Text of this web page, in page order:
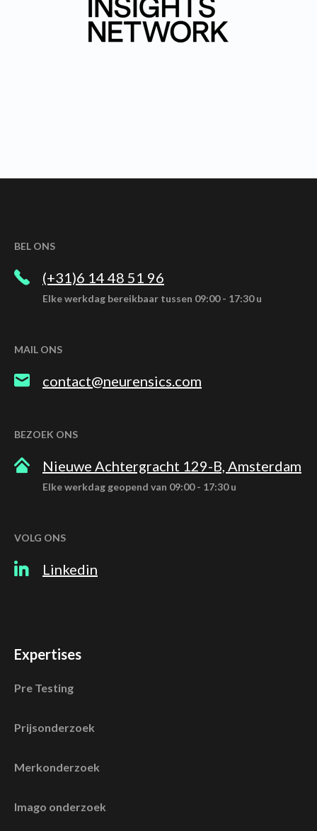
BEL ONS
(+31)6 14 48 51 96
Elke werkdag bereikbaar tussen 09:00 - 17:30 u
MAIL ONS
contact@neurensics.com
BEZOEK ONS
Nieuwe Achtergracht 129-B, Amsterdam
Elke werkdag geopend van 09:00 - 17:30 u
VOLG ONS
Linkedin
Expertises
Pre Testing
Prijsonderzoek
Merkonderzoek
Imago onderzoek